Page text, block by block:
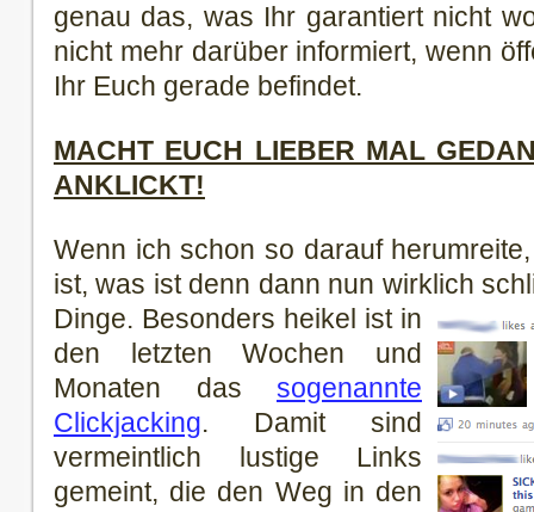
genau das, was Ihr garantiert nicht
nicht mehr darüber informiert, wenn
Ihr Euch gerade befindet.
MACHT EUCH LIEBER MAL
ANKLICKT!
Wenn ich schon so darauf
ist, was ist denn dann nun wirklich
Dinge. Besonders heikel ist in
den letzten Wochen und
Monaten das sogenannte
Clickjacking. Damit sind
vermeintlich lustige Links
gemeint, die den Weg in den